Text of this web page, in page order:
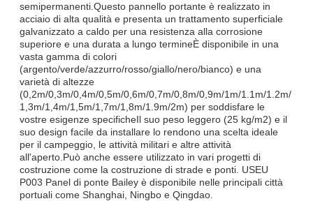
semipermanenti.Questo pannello portante è realizzato in
acciaio di alta qualità e presenta un trattamento superficiale
galvanizzato a caldo per una resistenza alla corrosione
superiore e una durata a lungo termineÈ disponibile in una
vasta gamma di colori
(argento/verde/azzurro/rosso/giallo/nero/bianco) e una
varietà di altezze
(0,2m/0,3m/0,4m/0,5m/0,6m/0,7m/0,8m/0,9m/1m/1.1m/1.2m/
1,3m/1,4m/1,5m/1,7m/1,8m/1.9m/2m) per soddisfare le
vostre esigenze specificheIl suo peso leggero (25 kg/m2) e il
suo design facile da installare lo rendono una scelta ideale
per il campeggio, le attività militari e altre attività
all'aperto.Può anche essere utilizzato in vari progetti di
costruzione come la costruzione di strade e ponti. USEU
P003 Panel di ponte Bailey è disponibile nelle principali città
portuali come Shanghai, Ningbo e Qingdao.